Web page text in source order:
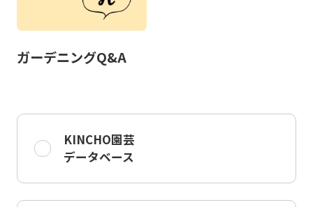
ガーデニングQ&A
KINCHO園芸
データベース